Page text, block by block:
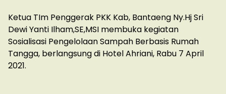
Ketua TIm Penggerak PKK Kab, Bantaeng Ny.Hj Sri
Dewi Yanti Ilham,SE,MSI membuka kegiatan
Sosialisasi Pengelolaan Sampah Berbasis Rumah
Tangga, berlangsung di Hotel Ahriani, Rabu 7 April
2021.